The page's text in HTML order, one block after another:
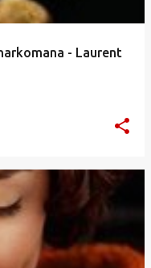
- Laurent